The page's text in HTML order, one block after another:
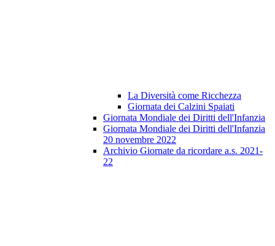
La Diversità come Ricchezza
Giornata dei Calzini Spaiati
Giornata Mondiale dei Diritti dell'Infanzia
Giornata Mondiale dei Diritti dell'Infanzia
20 novembre 2022
Archivio Giornate da ricordare a.s. 2021-
22